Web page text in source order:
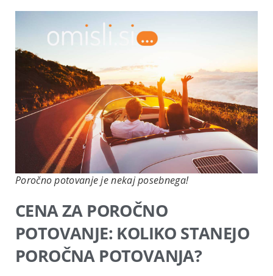
Poročno potovanje je nekaj posebnega!
CENA ZA POROČNO
POTOVANJE: KOLIKO STANEJO
POROČNA POTOVANJA?